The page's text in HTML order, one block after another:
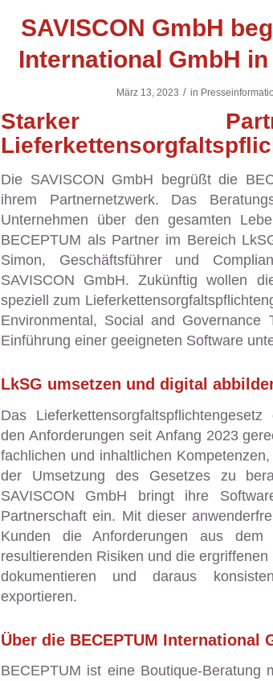
SAVISCON GmbH
International GmbH
März 13, 2023 / in
Starker
Die SAVISCON GmbH begrüßt die
ihrem Partnernetzwerk. Das
Unternehmen über den gesamten
BECEPTUM als Partner im Bereich
Simon, Geschäftsführer und
SAVISCON GmbH. Zukünftig wollen
speziell zum
Environmental, Social and
Einführung einer geeigneten Software
LkSG umsetzen und digital
Das
den Anforderungen seit Anfang 2023
fachlichen und inhaltlichen
der Umsetzung des Gesetzes zu
SAVISCON GmbH bringt ihre
Partnerschaft ein. Mit dieser
Kunden die Anforderungen aus
resultierenden Risiken und die
dokumentieren und daraus
exportieren.
Über die BECEPTUM International
BECEPTUM ist eine Boutique-Beratung